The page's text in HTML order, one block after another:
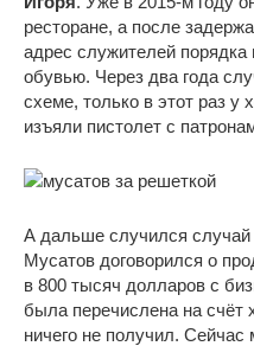
ресторане, а после
адрес служителей порядка
обувью. Через два года
схеме, только в этот раз у
изъяли пистолет с
А дальше случился
Мусатов договорился о
в 800 тысяч долларов с
была перечислена на счёт
ничего не получил.